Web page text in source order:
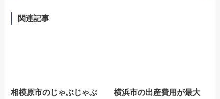
関連記事
相模原市のじゃぶじゃぶ
横浜市の出産費用が最大